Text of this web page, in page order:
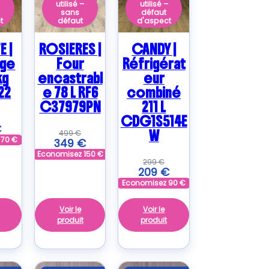
|
70€
utilisé –
sans
défaut
ROSIERES |
Four
encastrabl
e 78 L RF6
C37979PN
499€
349 €
Economisez150€
Voir le
produit
utilisé –
défaut
d'aspect
CANDY |
Réfrigérat
eur
combiné
211 L
CDG1S514E
W
299€
209 €
Economisez 90€
Voir le
produit